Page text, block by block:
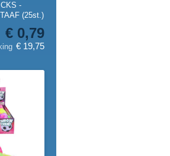
-
(25st.)
€ 0,79
€ 19,75